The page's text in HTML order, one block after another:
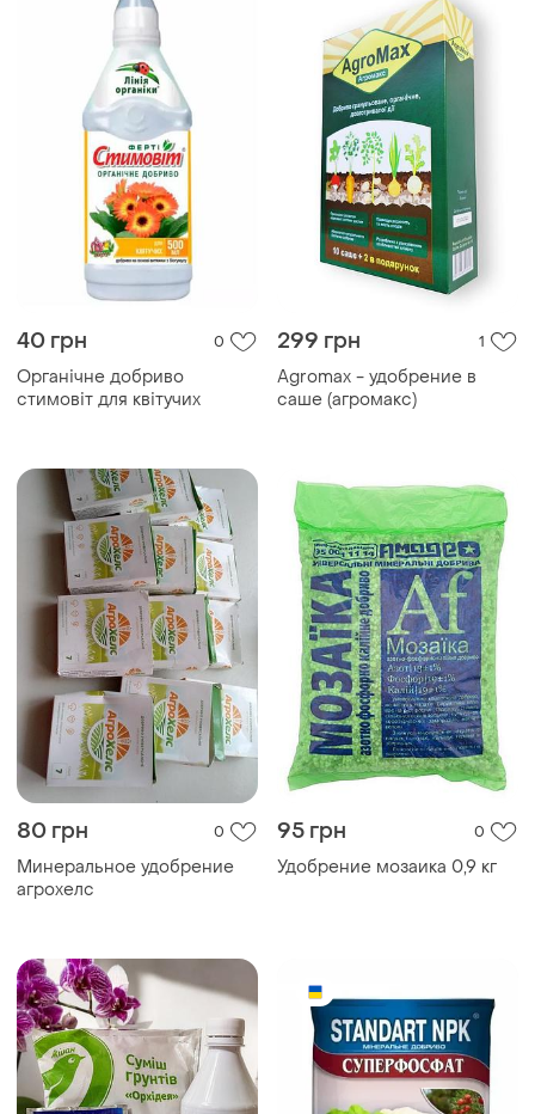
40 грн 0
Органічне добриво
стимовіт для квітучих
299 грн 1
Agromax - удобрение в
саше (агромакс)
80 грн 0
Минеральное удобрение
агрохелс
95 грн 0
Удобрение мозаика 0,9 кг